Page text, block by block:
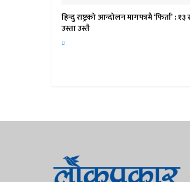
हिन्दु राष्ट्रको आन्दोलन मागपत्रमै ‘फिर्ता’ :
उस्ता उस्तै